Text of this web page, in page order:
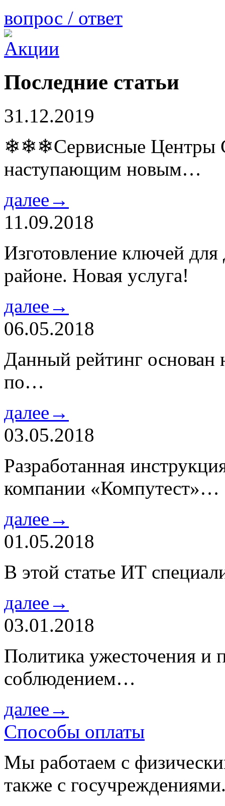
вопрос / ответ
Последние статьи
31.12.2019
❄❄❄Сервисные Центры
наступающим новым…
далее→
11.09.2018
Изготовление ключей
районе. Новая услуга!
далее→
06.05.2018
Данный рейтинг основан
по…
далее→
03.05.2018
Разработанная
компании «Компутест»…
далее→
01.05.2018
В этой статье ИТ
далее→
03.01.2018
Политика ужесточения и
соблюдением…
далее→
Способы оплаты
Мы работаем с
также с